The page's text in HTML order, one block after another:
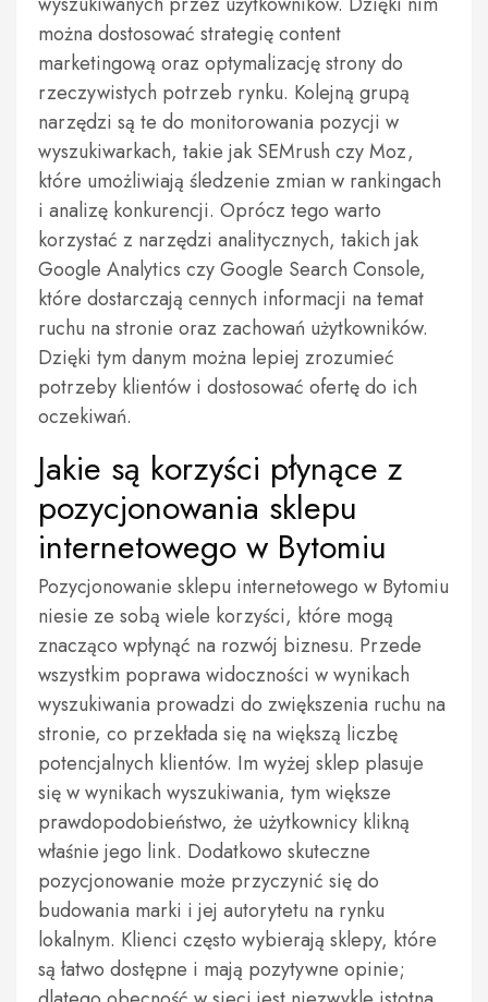
można dostosować strategię content
marketingową oraz optymalizację strony do
rzeczywistych potrzeb rynku. Kolejną grupą
narzędzi są te do monitorowania pozycji w
wyszukiwarkach, takie jak SEMrush czy Moz,
które umożliwiają śledzenie zmian w rankingach
i analizę konkurencji. Oprócz tego warto
korzystać z narzędzi analitycznych, takich jak
Google Analytics czy Google Search Console,
które dostarczają cennych informacji na temat
ruchu na stronie oraz zachowań użytkowników.
Dzięki tym danym można lepiej zrozumieć
potrzeby klientów i dostosować ofertę do ich
oczekiwań.
Jakie są korzyści płynące z
pozycjonowania sklepu
internetowego w Bytomiu
Pozycjonowanie sklepu internetowego w Bytomiu
niesie ze sobą wiele korzyści, które mogą
znacząco wpłynąć na rozwój biznesu. Przede
wszystkim poprawa widoczności w wynikach
wyszukiwania prowadzi do zwiększenia ruchu na
stronie, co przekłada się na większą liczbę
potencjalnych klientów. Im wyżej sklep plasuje
się w wynikach wyszukiwania, tym większe
prawdopodobieństwo, że użytkownicy klikną
właśnie jego link. Dodatkowo skuteczne
pozycjonowanie może przyczynić się do
budowania marki i jej autorytetu na rynku
lokalnym. Klienci często wybierają sklepy, które
są łatwo dostępne i mają pozytywne opinie;